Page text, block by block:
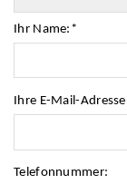
Ihr Name: *
Ihre E-Mail-
Telefonnummer: